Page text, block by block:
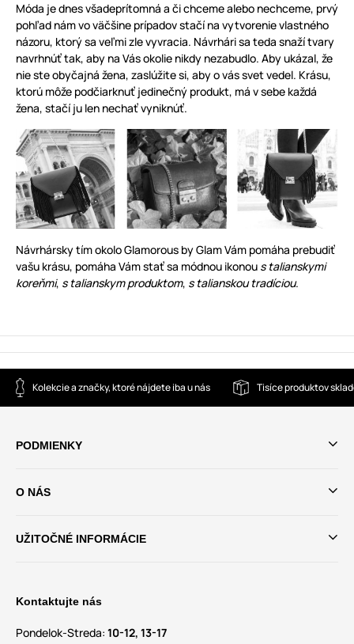
Móda je dnes všadeprítomná a či chceme alebo nechceme, prvý
pohľad nám vo väčšine prípadov stačí na vytvorenie vlastného
názoru, ktorý sa veľmi zle vyvracia. Návrhári sa teda snaží tvary
navrhnúť tak, aby na Vás okolie nikdy nezabudlo. Aby ukázal, že
nie ste obyčajná žena, zaslúžite si, aby o vás svet vedel. Krásu,
ktorú môže podčiarknuť jedinečný produkt, má v sebe každá
žena, stačí ju len nechať vyniknúť.
Návrhársky tím okolo Glamorous by Glam Vám pomáha prebudiť
vašu krásu, pomáha Vám stať sa módnou ikonou s talianskymi
koreňmi, s talianskym produktom, s talianskou tradíciou.
Kolekcie a značky, ktoré nájdete iba u nás Tisíce produktov
PODMIENKY
O NÁS
UŽITOČNÉ INFORMÁCIE
Kontaktujte nás
Pondelok-Streda: 10-12, 13-17